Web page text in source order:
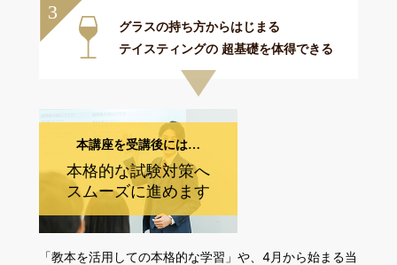
3
グラスの持ち方からはじまる
テイスティングの 超基礎を体得できる
本講座を受講後には…
本格的な試験対策へ
スムーズに進めます
「教本を活用しての本格的な学習」や、 4月から始まる当